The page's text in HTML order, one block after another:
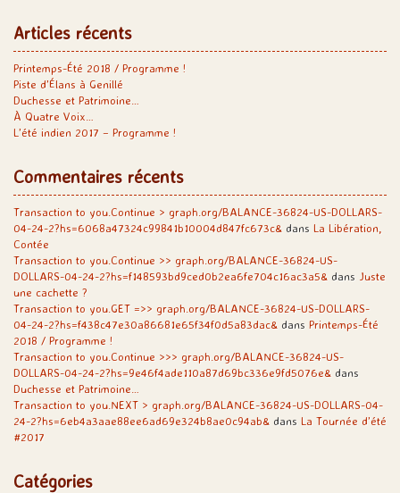
Articles récents
Printemps-Été 2018 / Programme !
Piste d’Élans à Genillé
Duchesse et Patrimoine…
À Quatre Voix…
L’été indien 2017 – Programme !
Commentaires récents
Transaction to you.Continue > graph.org/BALANCE-36824-US-DOLLARS-
04-24-2?hs=6068a47324c99841b10004d847fc673c& dans La Libération,
Contée
Transaction to you.Continue >> graph.org/BALANCE-36824-US-
DOLLARS-04-24-2?hs=f148593bd9ced0b2ea6fe704c16ac3a5& dans Juste
une cachette ?
Transaction to you.GET =>> graph.org/BALANCE-36824-US-DOLLARS-
04-24-2?hs=f438c47e30a86681e65f34f0d5a83dac& dans Printemps-Été
2018 / Programme !
Transaction to you.Continue >>> graph.org/BALANCE-36824-US-
DOLLARS-04-24-2?hs=9e46f4ade110a87d69bc336e9fd5076e& dans
Duchesse et Patrimoine…
Transaction to you.NEXT > graph.org/BALANCE-36824-US-DOLLARS-04-
24-2?hs=6eb4a3aae88ee6ad69e324b8ae0c94ab& dans La Tournée d’été
#2017
Catégories